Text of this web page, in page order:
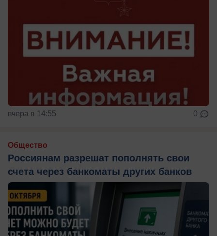
вчера в 14:55 0
Общество
Россиянам разрешат пополнять свои
счета через банкоматы других банков